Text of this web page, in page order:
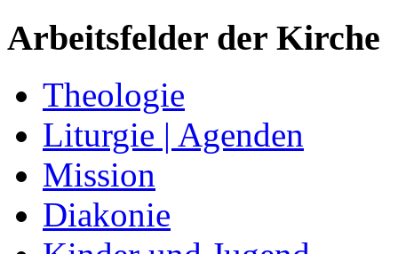
Arbeitsfelder der Kirche
Theologie
Liturgie | Agenden
Mission
Diakonie